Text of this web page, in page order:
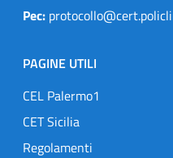
Pec:
PAGINE UTILI
CEL Palermo1
CET Sicilia
Regolamenti